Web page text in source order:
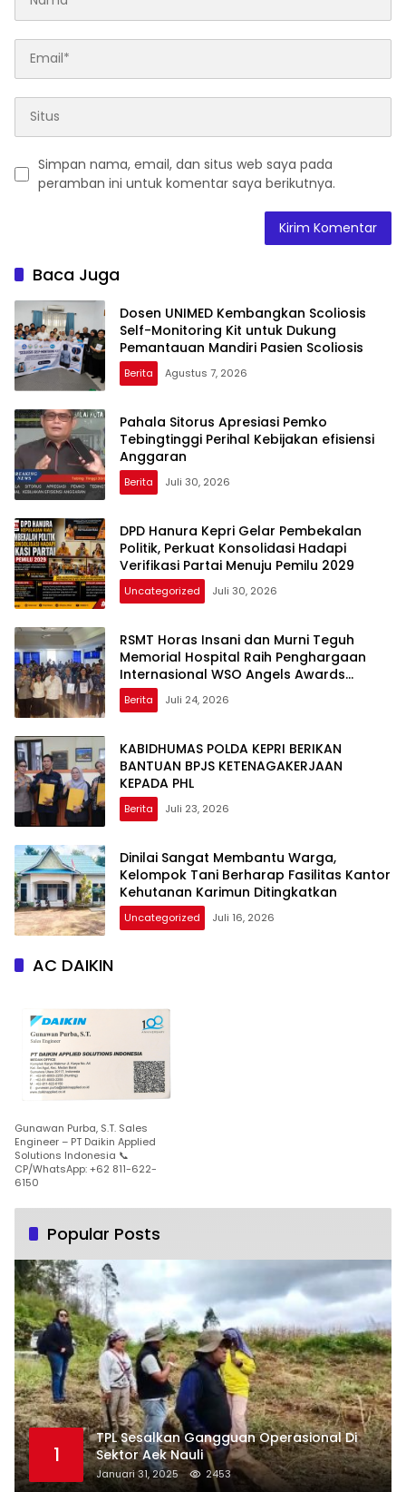
Simpan nama, email, dan situs web saya pada
peramban ini untuk komentar saya berikutnya.
Baca Juga
Dosen UNIMED Kembangkan Scoliosis
Self-Monitoring Kit untuk Dukung
Pemantauan Mandiri Pasien Scoliosis
Berita Agustus 7, 2026
Pahala Sitorus Apresiasi Pemko
Tebingtinggi Perihal Kebijakan efisiensi
Anggaran
Berita Juli 30, 2026
DPD Hanura Kepri Gelar Pembekalan
Politik, Perkuat Konsolidasi Hadapi
Verifikasi Partai Menuju Pemilu 2029
Uncategorized Juli 30, 2026
RSMT Horas Insani dan Murni Teguh
Memorial Hospital Raih Penghargaan
Internasional WSO Angels Awards
Diamond Status
Berita Juli 24, 2026
KABIDHUMAS POLDA KEPRI BERIKAN
BANTUAN BPJS KETENAGAKERJAAN
KEPADA PHL
Berita Juli 23, 2026
Dinilai Sangat Membantu Warga,
Kelompok Tani Berharap Fasilitas Kantor
Kehutanan Karimun Ditingkatkan
Uncategorized Juli 16, 2026
AC DAIKIN
Gunawan Purba, S.T. Sales
Engineer – PT Daikin Applied
Solutions Indonesia 📞
CP/WhatsApp: +62 811-622-
6150
Popular Posts
1
TPL Sesalkan Gangguan Operasional Di
Sektor Aek Nauli
Januari 31, 2025 2453